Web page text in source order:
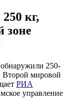
кг,
зоне
250-
Второй мировой
РИА
управление